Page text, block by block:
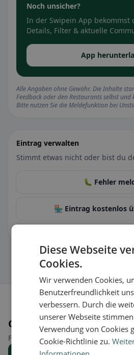
Noch unsicher?
In der Swipein App bekommst
Details, Filter & aktuelle
App
Alle Angaben ohne Gewähr. Die Inhalte
Feedback oder den Restaurants selbst
Bitte nutzen Sie die Meldefunktion bei
Eintrag verwalten
Stimmt etwas nicht oder bist du
🐛 Fehler
🏪 Eintrag kostenlos
Orte in der Nähe
Finde den passenden Ort für deine
Diese Webseite
Cookies.
Wir verwenden Cookies,
Benutzerfreundlichkeit
verbessern. Durch die
unserer Webseite
Verwendung von Cookies
Cookie-Richtlinie zu.